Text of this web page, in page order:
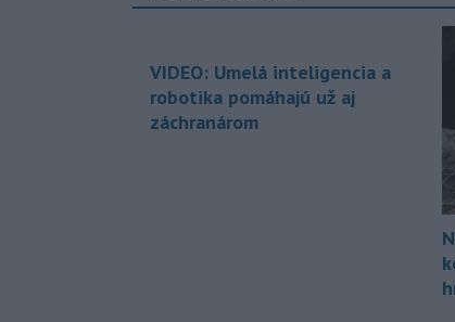
VIDEO: Umelá inteligencia a
robotika pomáhajú už aj
záchranárom